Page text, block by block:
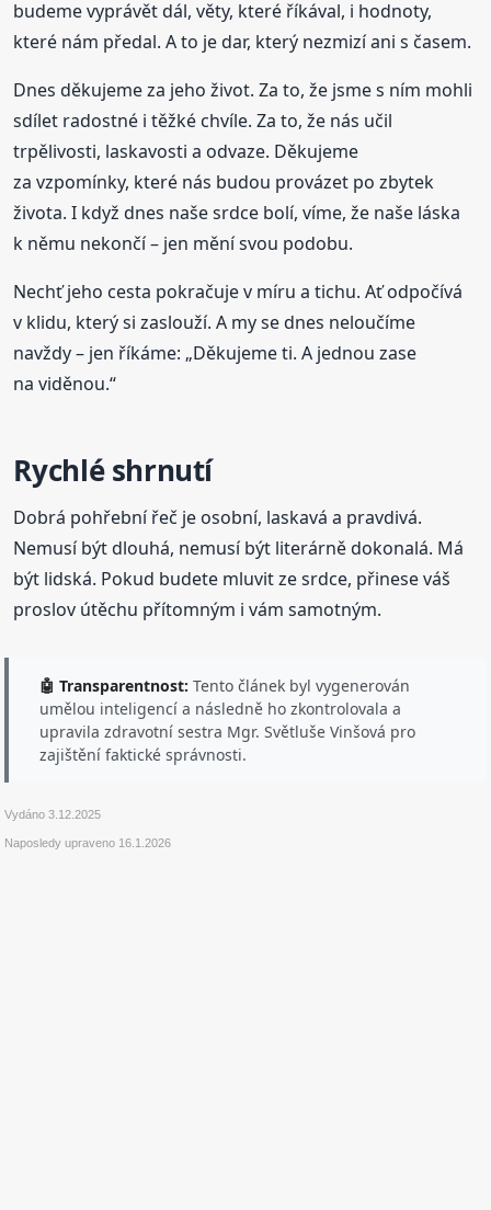
budeme vyprávět dál, věty, které říkával, i hodnoty,
které nám předal. A to je dar, který nezmizí ani s časem.
Dnes děkujeme za jeho život. Za to, že jsme s ním mohli
sdílet radostné i těžké chvíle. Za to, že nás učil
trpělivosti, laskavosti a odvaze. Děkujeme
za vzpomínky, které nás budou provázet po zbytek
života. I když dnes naše srdce bolí, víme, že naše láska
k němu nekončí – jen mění svou podobu.
Nechť jeho cesta pokračuje v míru a tichu. Ať odpočívá
v klidu, který si zaslouží. A my se dnes neloučíme
navždy – jen říkáme: „Děkujeme ti. A jednou zase
na viděnou.“
Rychlé shrnutí
Dobrá pohřební řeč je osobní, laskavá a pravdivá.
Nemusí být dlouhá, nemusí být literárně dokonalá. Má
být lidská. Pokud budete mluvit ze srdce, přinese váš
proslov útěchu přítomným i vám samotným.
🤖 Transparentnost: Tento článek byl vygenerován
umělou inteligencí a následně ho zkontrolovala a
upravila zdravotní sestra Mgr. Světluše Vinšová pro
zajištění faktické správnosti.
Vydáno3.12.2025
Naposledy upraveno 16.1.2026